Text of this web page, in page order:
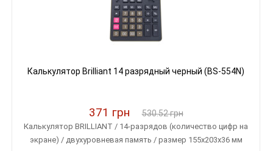
Калькулятор Brilliant 14 разрядный черный (BS-554N)
371 грн 530.52 грн
Калькулятор BRILLIANT / 14-разрядов (количество цифр на
экране) / двухуровневая память / размер 155х203х36 мм